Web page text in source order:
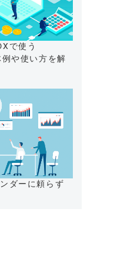
で使う
例や使い方を解
ダーに頼らず